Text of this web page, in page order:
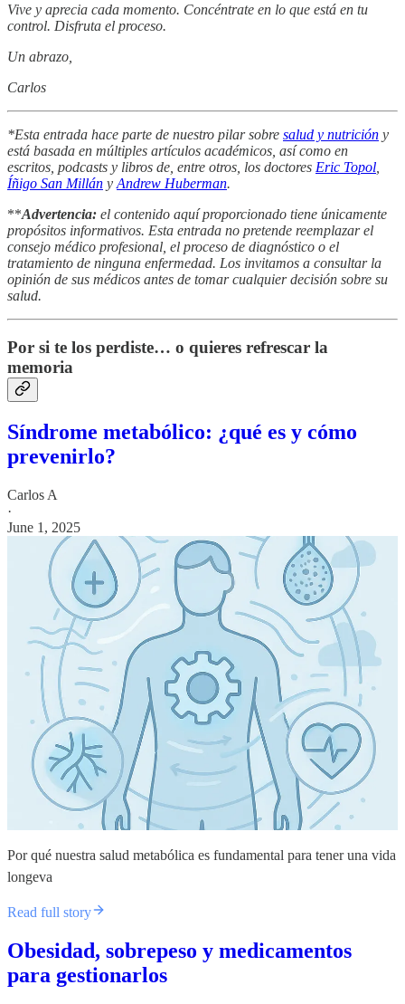
Vive y aprecia cada momento. Concéntrate en lo que está en tu
control. Disfruta el proceso.
Un abrazo,
Carlos
*Esta entrada hace parte de nuestro pilar sobre salud y nutrición y
está basada en múltiples artículos académicos, así como en
escritos, podcasts y libros de, entre otros, los doctores Eric Topol
Íñigo San Millán y Andrew Huberman.
**Advertencia: el contenido aquí proporcionado tiene únicamente
propósitos informativos. Esta entrada no pretende reemplazar el
consejo médico profesional, el proceso de diagnóstico o el
tratamiento de ninguna enfermedad. Los invitamos a consultar la
opinión de sus médicos antes de tomar cualquier decisión sobre su
salud.
Por si te los perdiste… o quieres refrescar la
memoria
Síndrome metabólico: ¿qué es y cómo
prevenirlo?
Carlos A
·
June 1, 2025
Por qué nuestra salud metabólica es fundamental para tener una vida
longeva
Read full story
Obesidad, sobrepeso y medicamentos
para gestionarlos